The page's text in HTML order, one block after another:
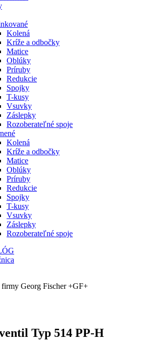
Kolená
Kríže a odbočky
Matice
Oblúky
Príruby
Redukcie
Spojky
T-kusy
Vsuvky
Záslepky
Rozoberateľné spoje
Kolená
Kríže a odbočky
Matice
Oblúky
Príruby
Redukcie
Spojky
T-kusy
Vsuvky
Záslepky
Rozoberateľné spoje
firmy Georg Fischer +GF+
Typ 514 PP-H